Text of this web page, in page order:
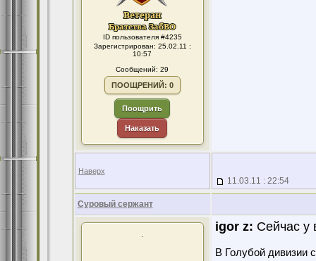
ID пользователя #4235
Зарегистрирован: 25.02.11 :
10:57
Сообщений: 29
ПООЩРЕНИЙ: 0
Поощрить
Наказать
Наверх
11.03.11 : 22:54
Суровый сержант
.
igor z: Сейчас у
В Голубой дивизии